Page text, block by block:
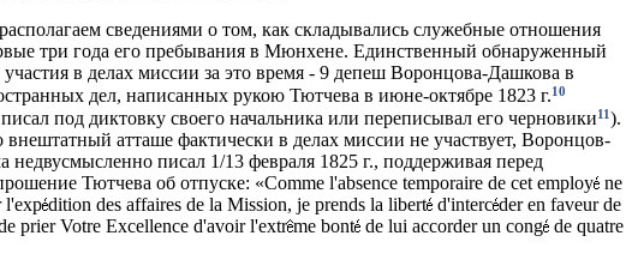
сведениями о том, как складывались служебные отношения
три года его пребывания в Мюнхене. Единственный обнаруженный
участия в делах миссии за это время - 9 депеш Воронцова-Дашкова в
дел, написанных рукою Тютчева в июне-октябре 1823 г.10
под диктовку своего начальника или переписывал его черновики11).
внештатный атташе фактически в делах миссии не участвует, Воронцов-
недвусмысленно писал 1/13 февраля 1825 г., поддерживая перед
Тютчева об отпуске: «Comme l'absence temporaire de cet employ ne
l'exp dition des affaires de la Mission, je prends la libert d'interc der en faveur de
prier Votre Excellence d'avoir l'extr me bont de lui accorder un cong de quatre